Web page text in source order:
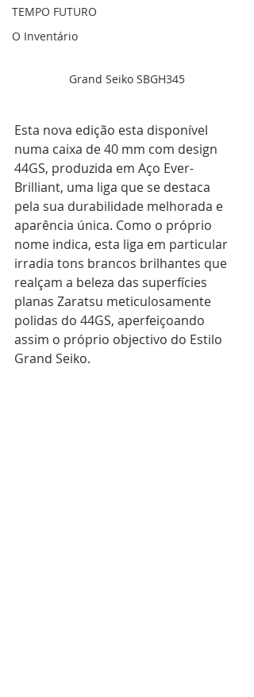
TEMPO FUTURO
O Inventário
Grand Seiko SBGH345
Esta nova edição esta disponível
numa caixa de 40 mm com design
44GS, produzida em Aço Ever-
Brilliant, uma liga que se destaca
pela sua durabilidade melhorada e
aparência única. Como o próprio
nome indica, esta liga em particular
irradia tons brancos brilhantes que
realçam a beleza das superfícies
planas Zaratsu meticulosamente
polidas do 44GS, aperfeiçoando
assim o próprio objectivo do Estilo
Grand Seiko.